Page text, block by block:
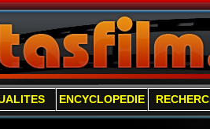
ENCYCLOPEDIE